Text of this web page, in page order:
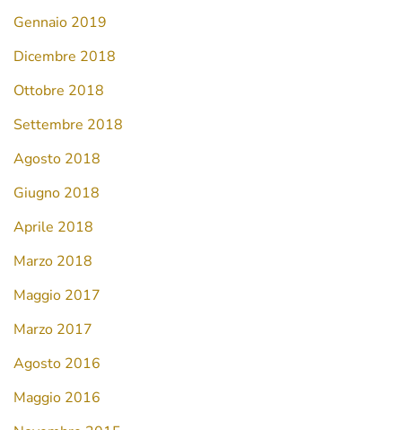
Gennaio 2019
Dicembre 2018
Ottobre 2018
Settembre 2018
Agosto 2018
Giugno 2018
Aprile 2018
Marzo 2018
Maggio 2017
Marzo 2017
Agosto 2016
Maggio 2016